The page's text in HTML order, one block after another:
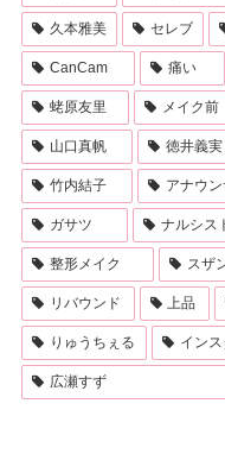
久本雅美 セレブ
CanCam 痛い
蛯原友里 メイク前
山口真帆 徳井義実
竹内結子 アナウ
ガサツ ナルシス
整形メイク スザ
リバウンド 上品
りゅうちぇる イン
広瀬すず